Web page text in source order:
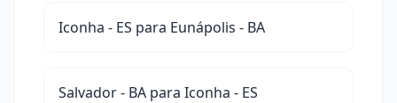
Iconha - ES para Eunápolis - BA
Salvador - BA para Iconha - ES